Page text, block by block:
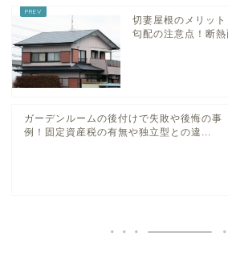
切妻屋根のメリッ
匂配の注意点！断熱
ガーデンルームの後付けで失敗や後悔の事
例！固定資産税の有無や独立型との違...